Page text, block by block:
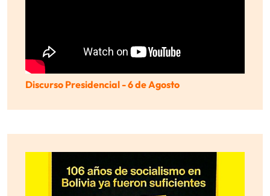
Discurso Presidencial - 6 de Agosto